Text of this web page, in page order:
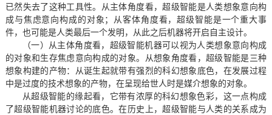
已然失去了这种工具性。从主体角度看，超级智能是人类想象意向构
成与焦虑意向构成的对象；从客体角度看，超级智能是一个重大事
件，也可能是人类最后一个发明，从此之后机器将开启自主设计。
（一）从主体角度看，超级智能机器可以视为人类想象意向构成
的对象和生存焦虑意向构成的对象。从想象角度看，超级智能是三种
想象构建的产物：从诞生起就带有强烈的科幻想象底色，在发展过程
中是过度的技术想象的产物，在呈现给世人时是媒介想象的对象。
从超级智能的缘起看，它带有浓厚的科幻想象色彩，这一点构成
了超级智能机器讨论的底色。在历史上，超级智能与人类的关系成为